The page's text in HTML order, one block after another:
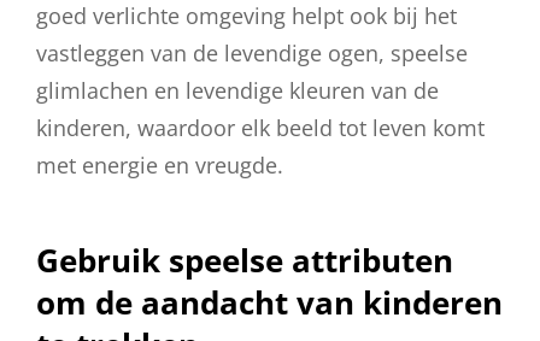
goed verlichte omgeving helpt ook bij het
vastleggen van de levendige ogen, speelse
glimlachen en levendige kleuren van de
kinderen, waardoor elk beeld tot leven komt
met energie en vreugde.
Gebruik speelse attributen
om de aandacht van kinderen